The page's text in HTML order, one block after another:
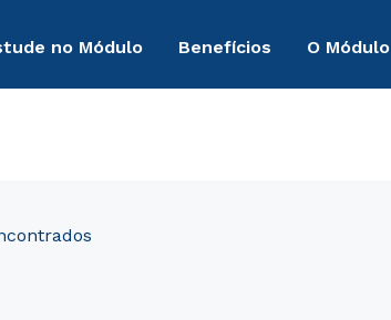
no Módulo Benefícios O Módulo